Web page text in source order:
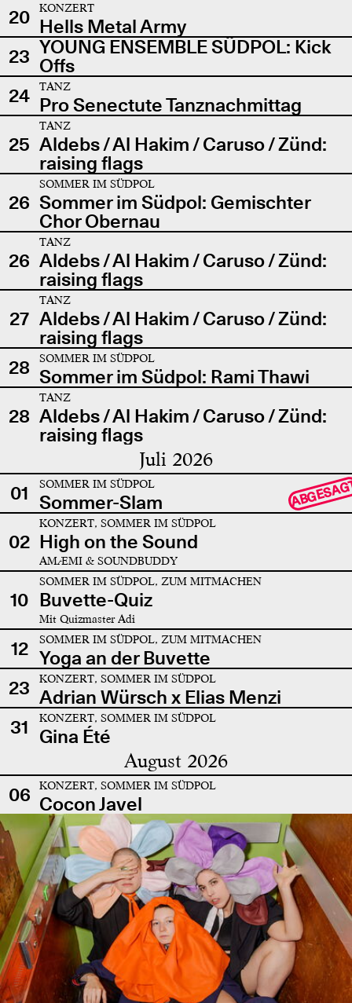
20
KONZERT
Hells Metal Army
23 YOUNG ENSEMBLE SÜDPOL: Kick
Offs
24
TANZ
Pro Senectute Tanznachmittag
25
TANZ
Aldebs / Al Hakim / Caruso / Zünd:
raising flags
26
SOMMER IM SÜDPOL
Sommer im Südpol: Gemischter
Chor Obernau
26
TANZ
Aldebs / Al Hakim / Caruso / Zünd:
raising flags
27
TANZ
Aldebs / Al Hakim / Caruso / Zünd:
raising flags
28
SOMMER IM SÜDPOL
Sommer im Südpol: Rami Thawi
28
TANZ
Aldebs / Al Hakim / Caruso / Zünd:
raising flags
Juli 2026
01 SOMMER IM SÜDPOL
Sommer-Slam
02
KONZERT, SOMMER IM SÜDPOL
High on the Sound
AMÆMI & SOUNDBUDDY
10
SOMMER IM SÜDPOL, ZUM MITMACHEN
Buvette-Quiz
Mit Quizmaster Adi
12 SOMMER IM SÜDPOL, ZUM MITMACHEN
Yoga an der Buvette
23
KONZERT, SOMMER IM SÜDPOL
Adrian Würsch x Elias Menzi
31
KONZERT, SOMMER IM SÜDPOL
Gina Été
August 2026
06 KONZERT, SOMMER IM SÜDPOL
Cocon Javel